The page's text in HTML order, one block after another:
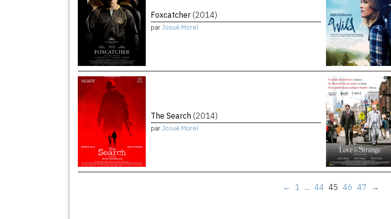
Foxcatcher (2014)
parJosué Morel
The Search (2014)
parJosué Morel
← 1 … 44 45 46 47 →